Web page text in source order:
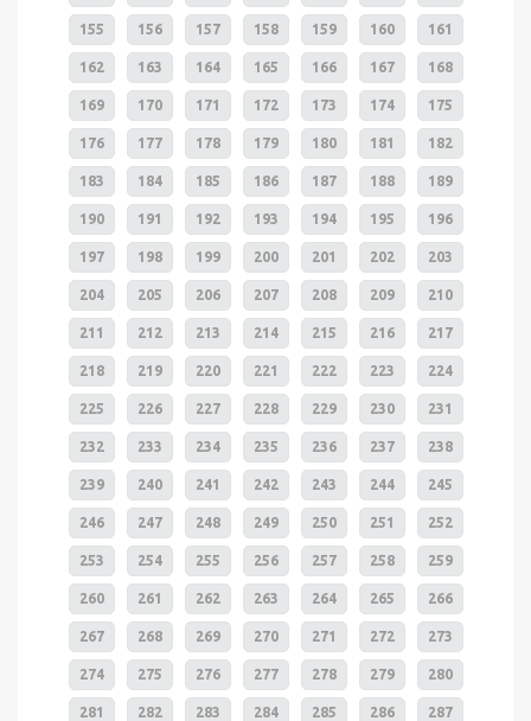
155 156 157 158 159 160 161
162 163 164 165 166 167 168
169 170 171 172 173 174 175
176 177 178 179 180 181 182
183 184 185 186 187 188 189
190 191 192 193 194 195 196
197 198 199 200 201 202 203
204 205 206 207 208 209 210
211 212 213 214 215 216 217
218 219 220 221 222 223 224
225 226 227 228 229 230 231
232 233 234 235 236 237 238
239 240 241 242 243 244 245
246 247 248 249 250 251 252
253 254 255 256 257 258 259
260 261 262 263 264 265 266
267 268 269 270 271 272 273
274 275 276 277 278 279 280
281 282 283 284 285 286 287